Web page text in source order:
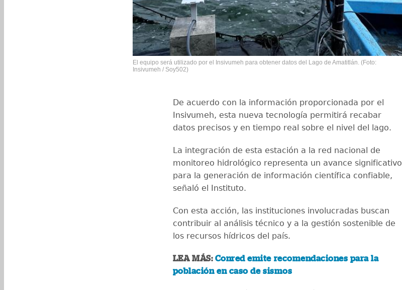
El equipo será utilizado por el Insivumeh para obtener datos del Lago de Amatitlán. (Foto:
Insivumeh / Soy502)
De acuerdo con la información proporcionada por el
Insivumeh, esta nueva tecnología permitirá recabar
datos precisos y en tiempo real sobre el nivel del lago.
La integración de esta estación a la red nacional de
monitoreo hidrológico representa un avance significativo
para la generación de información científica confiable,
señaló el Instituto.
Con esta acción, las instituciones involucradas buscan
contribuir al análisis técnico y a la gestión sostenible de
los recursos hídricos del país.
LEA MÁS: Conred emite recomendaciones para la
población en caso de sismos